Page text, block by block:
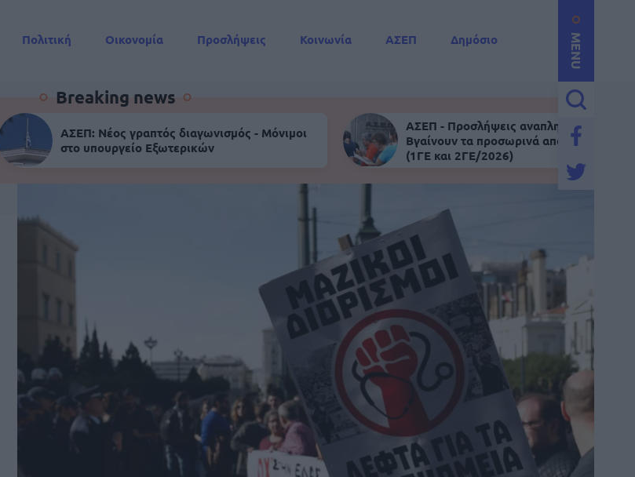
MENU
Πολιτική Οικονομία Προσλήψεις Κοινωνία ΑΣΕΠ
Δημόσιο
Breaking news
ΑΣΕΠ: Νέος γραπτός διαγωνισμός - Μόνιμοι
στο υπουργείο Εξωτερικών
ΑΣΕΠ - Προσλήψεις αναπληρωτών:
Βγαίνουν τα προσωρινά αποτελέσματα
(1ΓΕ και 2ΓΕ/2026)